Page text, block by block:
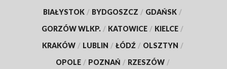
BIAŁYSTOK / BYDGOSZCZ / GDAŃSK /
GORZÓW WLKP. / KATOWICE / KIELCE /
KRAKÓW / LUBLIN / ŁÓDŹ / OLSZTYN /
OPOLE / POZNAŃ / RZESZÓW /